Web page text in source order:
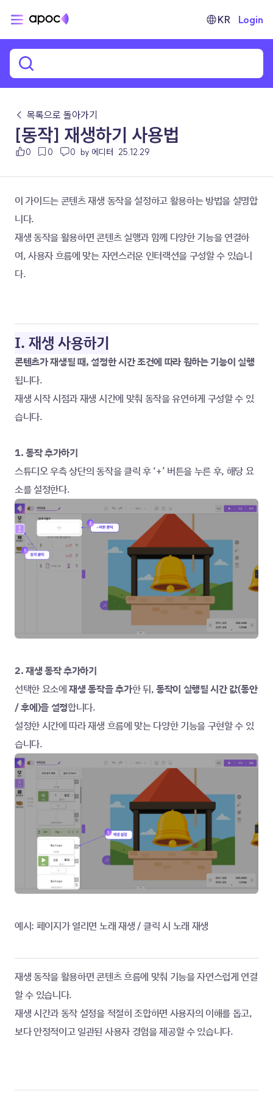
KR Login
← 목록으로 돌아가기
[동작] 재생하기 사용법
0 0 0 by 에디터 25.12.29
이 가이드는 콘텐츠 재생 동작을 설정하고 활용하는 방법을 설명합
니다.
재생 동작을 활용하면 콘텐츠 실행과 함께 다양한 기능을 연결하
여, 사용자 흐름에 맞는 자연스러운 인터랙션을 구성할 수 있습니
다.
I. 재생 사용하기
콘텐츠가 재생될 때, 설정한 시간 조건에 따라 원하는 기능이 실행
됩니다.
재생 시작 시점과 재생 시간에 맞춰 동작을 유연하게 구성할 수 있
습니다.
1. 동작 추가하기
스튜디오 우측 상단의 동작을 클릭 후 ‘+’ 버튼을 누른 후, 해당 요
소를 설정한다.
2. 재생 동작 추가하기
선택한 요소에 재생 동작을 추가한 뒤, 동작이 실행될 시간 값(동안
/ 후에)을 설정합니다.
설정한 시간에 따라 재생 흐름에 맞는 다양한 기능을 구현할 수 있
습니다.
예시: 페이지가 열리면 노래 재생 / 클릭 시 노래 재생
재생 동작을 활용하면 콘텐츠 흐름에 맞춰 기능을 자연스럽게 연결
할 수 있습니다.
재생 시간과 동작 설정을 적절히 조합하면 사용자의 이해를 돕고,
보다 안정적이고 일관된 사용자 경험을 제공할 수 있습니다.